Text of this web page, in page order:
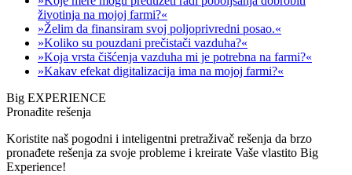
životinja na mojoj farmi?«
»Želim da finansiram svoj poljoprivredni posao.«
»Koliko su pouzdani prečistači vazduha?«
»Koja vrsta čišćenja vazduha mi je potrebna na farmi?«
»Kakav efekat digitalizacija ima na mojoj farmi?«
Big EXPERIENCE
Pronađite rešenja
Koristite naš pogodni i inteligentni pretraživač rešenja da brzo
pronađete rešenja za svoje probleme i kreirate Vaše vlastito Big
Experience!